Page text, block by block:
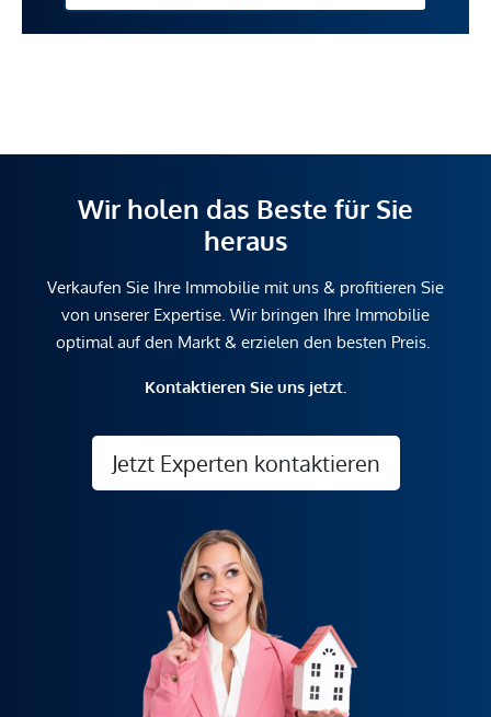
Wir holen das Beste für Sie
heraus
Verkaufen Sie Ihre Immobilie mit uns & profitieren Sie
von unserer Expertise. Wir bringen Ihre Immobilie
optimal auf den Markt & erzielen den besten Preis.
Kontaktieren Sie uns jetzt.
Jetzt Experten kontaktieren